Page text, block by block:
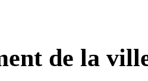
de la